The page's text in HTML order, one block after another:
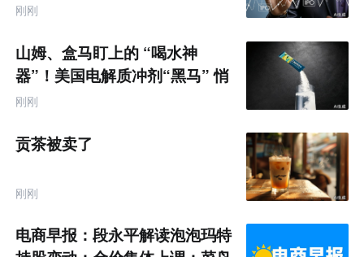
刚刚
山姆、盒马盯上的 “喝水神
器”！美国电解质冲剂“黑马” 悄
悄卖了68亿
刚刚
贡茶被卖了
刚刚
电商早报：段永平解读泡泡玛特